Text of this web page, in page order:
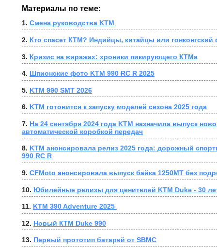
Материалы по теме:
1. Смена руководства KTM
2. Кто спасет КТМ? Индийцы, китайцы или гонконгский
3. Кризис на виражах: хроники пикирующего КТМа
4. Шпионские фото KTM 990 RC R 2025
5. KTM 990 SMT 2026
6. KTM готовится к запуску моделей сезона 2025 года
7. На 24 сентября 2024 года KTM назначила выпуск
автоматической коробкой передач
8. KTM анонсировала релиз 2025 года: дорожный
990 RC R
9. CFMoto анонсировала выпуск байка 1250MT без
10. ﻿Юбилейные релизы для ценителей KTM Duke - 30
11. KTM 390 Adventure 2025
12. Новый КТМ Duke 990
13. Первый прототип батарей от SBMC